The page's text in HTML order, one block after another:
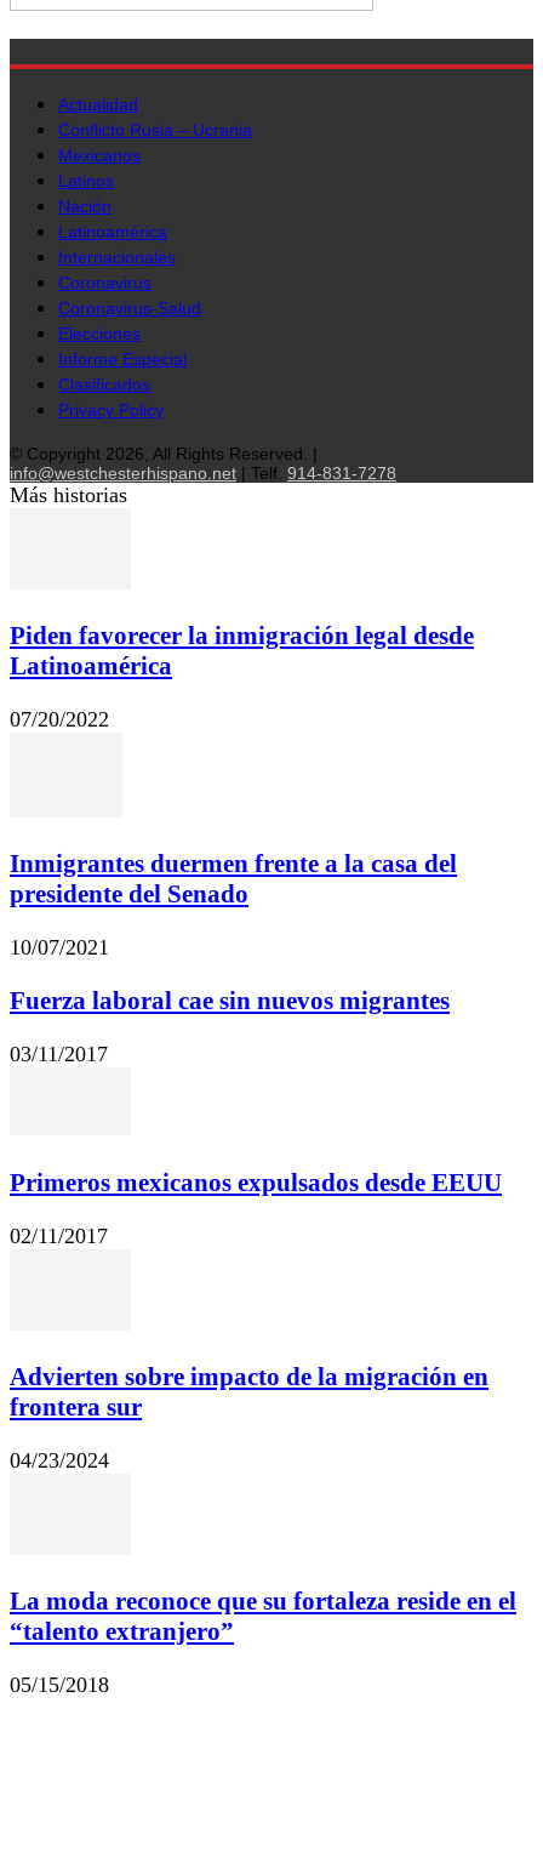
Actualidad
Conflicto Rusia – Ucrania
Mexicanos
Latinos
Nación
Latinoamérica
Internacionales
Coronavirus
Coronavirus-Salud
Elecciones
Informe Especial
Clasificados
Privacy Policy
© Copyright 2026, All Rights Reserved. |
info@westchesterhispano.net | Telf. 914-831-7278
Más historias
Piden favorecer la inmigración legal desde
Latinoamérica
07/20/2022
Inmigrantes duermen frente a la casa del
presidente del Senado
10/07/2021
Fuerza laboral cae sin nuevos migrantes
03/11/2017
Primeros mexicanos expulsados desde EEUU
02/11/2017
Advierten sobre impacto de la migración en
frontera sur
04/23/2024
La moda reconoce que su fortaleza reside en el
“talento extranjero”
05/15/2018